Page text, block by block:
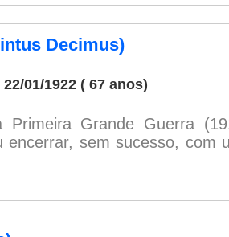
Decimus)
01/1922 ( 67 anos)
Primeira Grande Guerra
encerrar, sem sucesso, com